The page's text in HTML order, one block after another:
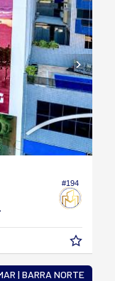
#194
| BARRA NORTE